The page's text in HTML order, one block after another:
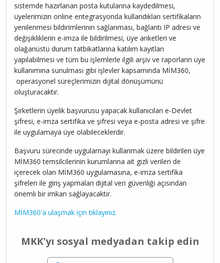
sistemde hazırlanan posta kutularına kaydedilmesi,
üyelerimizin online entegrasyonda kullandıkları sertifikaların
yenilenmesi bildirimlerinin sağlanması, bağlantı IP adresi ve
değişikliklerin e-imza ile bildirilmesi, üye anketleri ve
olağanüstü durum tatbikatlarına katılım kayıtları
yapılabilmesi ve tüm bu işlemlerle ilgili arşiv ve raporların üye
kullanımına sunulması gibi işlevler kapsamında MİM360,
operasyonel süreçlerimizin dijital dönüşümünü
oluşturacaktır.
Şirketlerin üyelik başvurusu yapacak kullanıcıları e-Devlet
şifresi, e-imza sertifika ve şifresi veya e-posta adresi ve şifre
ile uygulamaya üye olabileceklerdir.
Başvuru sürecinde uygulamayı kullanmak üzere bildirilen üye
MİM360 temsilcilerinin kurumlarına ait gizli verileri de
içerecek olan MİM360 uygulamasına, e-imza sertifika
şifreleri ile giriş yapmaları dijital veri güvenliği açısından
önemli bir imkan sağlayacaktır.
MİM360'a ulaşmak için tıklayınız.
MKK'yı sosyal medyadan takip edin